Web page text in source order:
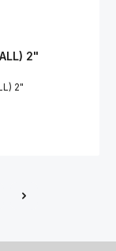
2"
2"